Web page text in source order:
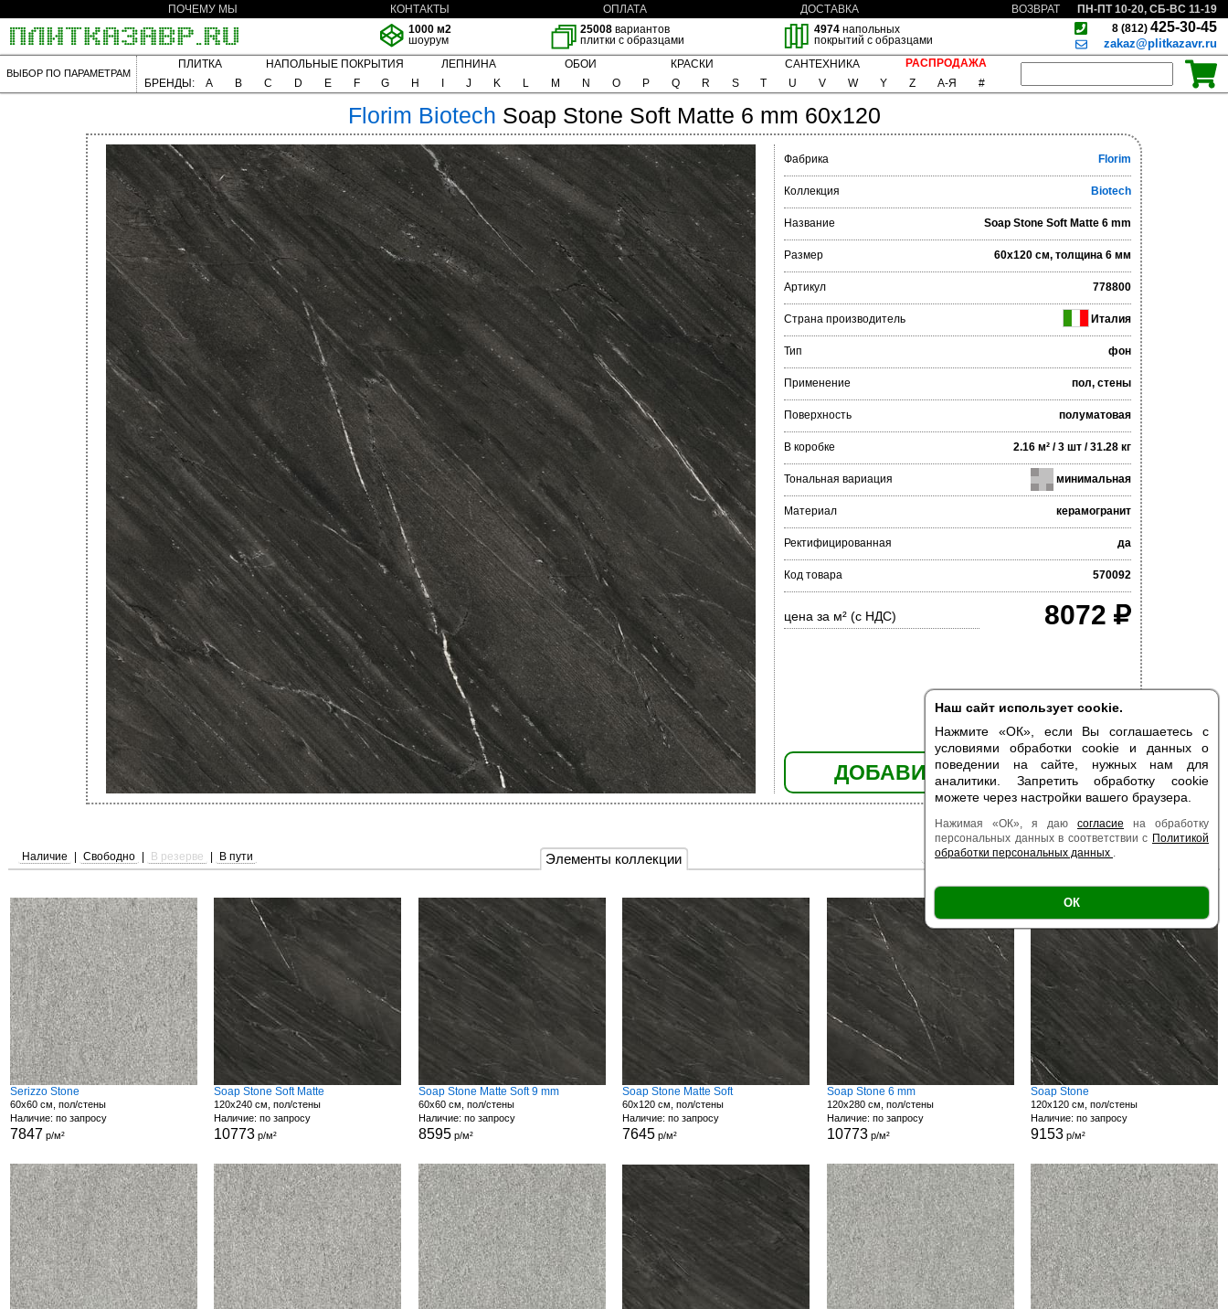
Наш сайт использует cookie.
Нажмите «ОК», если Вы соглашаетесь с
условиями обработки cookie и данных о
поведении на сайте, нужных нам для
аналитики. Запретить обработку cookie
можете через настройки вашего браузера.
Нажимая «ОК», я даю согласие на обработку
персональных данных в соответствии с Политикой
обработки персональных данных .
ОК
ПОЧЕМУ МЫ КОНТАКТЫ ОПЛАТА ДОСТАВКА ВОЗВРАТ
ПН-ПТ 10-20, СБ-ВС 11-19
1000 м2
шоурум
25008 вариантов
плитки с образцами
4974напольных
покрытий с образцами
8 (812) 425-30-45
zakaz@plitkazavr.ru
ВЫБОР ПО ПАРАМЕТРАМ
ПЛИТКА НАПОЛЬНЫЕ ПОКРЫТИЯ ЛЕПНИНА ОБОИ КРАСКИ САНТЕХНИКА
РАСПРОДАЖА
БРЕНДЫ:
A B C D E F G H J K L M N O P Q R S T U V W Y Z А-Я #
Florim Biotech Soap Stone Soft Matte 6 mm 60x120
Фабрика Florim
Коллекция Biotech
Название Soap Stone Soft Matte 6 mm
Размер 60x120 см, толщина 6 мм
Артикул 778800
Страна производитель Италия
Тип фон
Применение пол, стены
Поверхность полуматовая
В коробке 2.16 м² / 3 шт / 31.28 кг
Тональная вариация минимальная
Материал керамогранит
Ректифицированная да
Код товара 570092
цена за м² (с НДС) 8072
ДОБАВИТЬ В КОРЗИНУ
Элементы коллекции
Наличие Свободно В резерве В пути Есть образец | Поверхность |
Serizzo Stone
60x60 см, пол/стены
Наличие: по запросу
7847 р/м²
Soap Stone Soft Matte
120x240 см, пол/стены
Наличие: по запросу
10773 р/м²
Soap Stone Matte Soft 9 mm
60x60 см, пол/стены
Наличие: по запросу
8595р/м²
Soap Stone Matte Soft
60x120 см, пол/стены
Наличие: по запросу
7645 р/м²
Soap Stone 6 mm
120x280 см, пол/стены
Наличие: по запросу
10773р/м²
Soap Stone
120x120 см, пол/стены
Наличие: по запросу
9153 р/м²